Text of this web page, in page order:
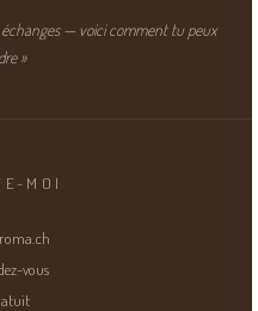
— voici comment tu peux
»
MOI
vous